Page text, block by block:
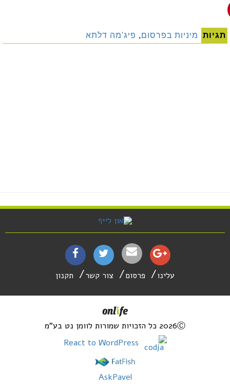
תגיות מיניות בפרסום, פיג'מה דלתא
עלינו פרסום צור קשר תקנון
2026Ⓒ כל הזכויות שמורות לוומן נט בע"מ
AskPavel